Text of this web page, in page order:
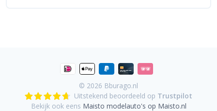
© 2026 Bburago.nl
Uitstekend beoordeeld op Trustpilot
Bekijk ook eens Maisto modelauto's op Maisto.nl